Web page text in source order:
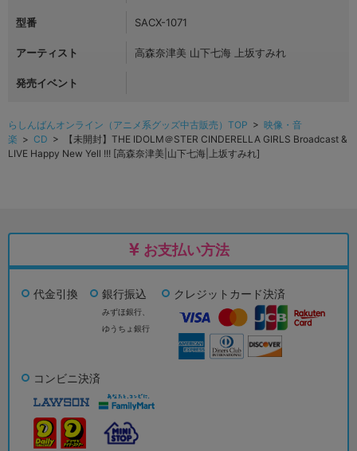
型番 SACX-1071
アーティスト 高森奈津美 山下七海 上坂すみれ
発売イベント
らしんばんオンライン（アニメ系グッズ中古販売）TOP > 映像・音
楽 > CD > 【未開封】THE IDOLM＠STER CINDERELLA GIRLS Broadcast &
LIVE Happy New Yell !!! [高森奈津美|山下七海|上坂すみれ]
お支払い方法
代金引換 銀行振込
みずほ銀行、
ゆうちょ銀行
クレジットカード決済
コンビニ決済